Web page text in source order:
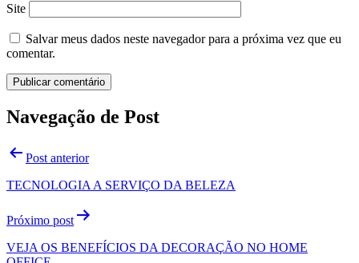
Site
Salvar meus dados neste navegador para a próxima vez que eu
comentar.
Navegação de Post
Post anterior
TECNOLOGIA A SERVIÇO DA BELEZA
Próximo post
VEJA OS BENEFÍCIOS DA DECORAÇÃO NO HOME